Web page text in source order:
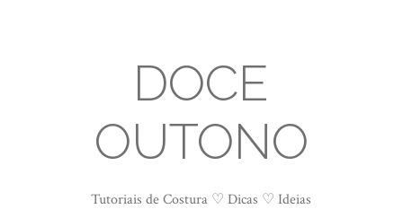
DOCE
OUTONO
Tutoriais de Costura ♡ Dicas ♡ Ideias